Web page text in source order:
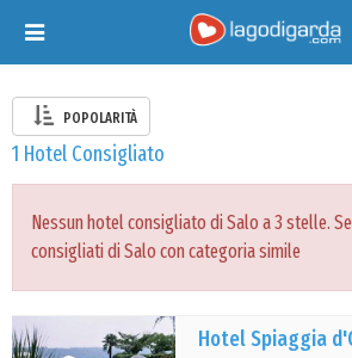
Toggle
navigation
POPOLARITÀ
1 Hotel Consigliato
Nessun hotel consigliato di Salo a 3 stelle.
consigliati di Salo con categoria simile
Hotel Spiaggia